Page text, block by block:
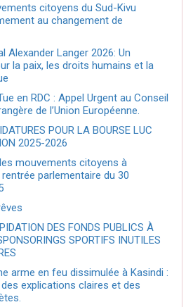
citoyens du Sud-Kivu
au changement de
Alexander Langer 2026: Un
la paix, les droits humains et la
en RDC : Appel Urgent au Conseil
de l’Union Européenne.
POUR LA BOURSE LUC
2025-2026
mouvements citoyens à
parlementaire du 30
DES FONDS PUBLICS À
SPORTIFS INUTILES
arme en feu dissimulée à Kasindi :
des explications claires et des